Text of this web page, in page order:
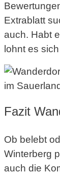
Extrablatt
auch. Habt
lohnt es
Fazit
Ob belebt
Winterberg
auch die